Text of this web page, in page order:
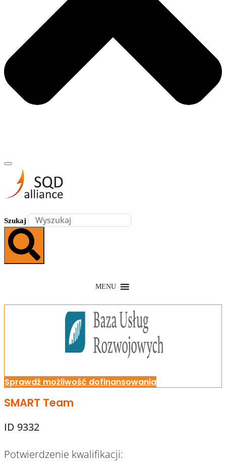
Szukaj
MENU
Sprawdź możliwość dofinansowania
SMART Team
ID 9332
Potwierdzenie kwalifikacji: